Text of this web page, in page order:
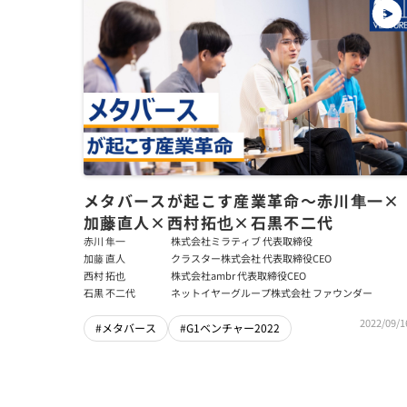
メタバースが起こす産業革命～赤川隼一×
加藤直人×西村拓也×石黒不二代
赤川 隼一
株式会社ミラティブ 代表取締役
加藤 直人
クラスター株式会社 代表取締役CEO
西村 拓也
株式会社ambr 代表取締役CEO
石黒 不二代
ネットイヤーグループ株式会社 ファウンダー
#メタバース #G1ベンチャー2022 2022/09/